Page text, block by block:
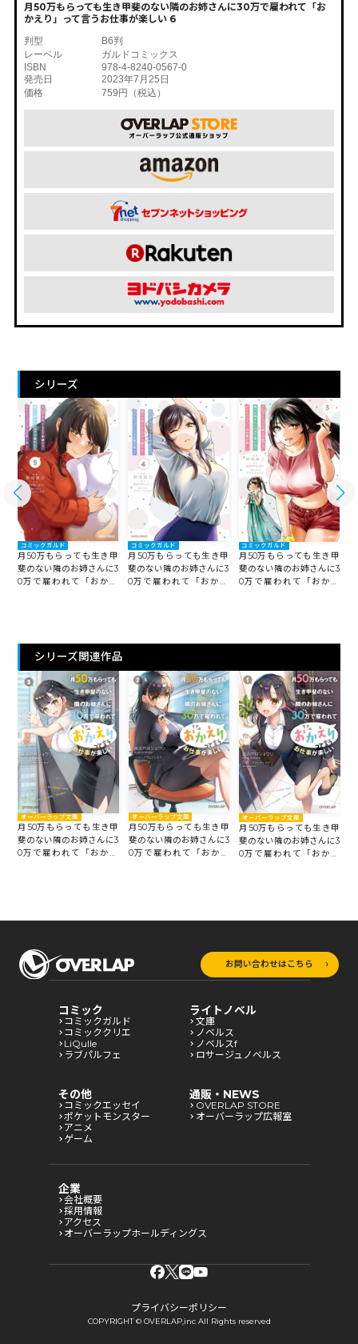
月50万もらっても生き甲斐のない隣のお姉さんに30万で雇われて「お
かえり」って言うお仕事が楽しい 6
判型
B6判
レーベル
ガルドコミックス
ISBN
978-4-8240-0567-0
発売日
2023年7月25日
価格
759円（税込）
シリーズ
コミックガルド
月50万もらっても生き甲
斐のない隣のお姉さんに3
0万で雇われて「おかえ
コミックガルド
月50万もらっても生き甲
斐のない隣のお姉さんに3
0万で雇われて「おかえ
コミックガルド
月50万もらっても生き甲
斐のない隣のお姉さんに3
0万で雇われて「おかえ
シリーズ関連作品
オーバーラップ文庫
月50万もらっても生き甲
斐のない隣のお姉さんに3
0万で雇われて「おかえ
オーバーラップ文庫
月50万もらっても生き甲
斐のない隣のお姉さんに3
0万で雇われて「おかえ
オーバーラップ文庫
月50万もらっても生き甲
斐のない隣のお姉さんに3
0万で雇われて「おかえ
お問い合わせはこちら
コミック
コミックガルド
コミッククリエ
LiQulle
ラブパルフェ
ライトノベル
文庫
ノベルス
ノベルスf
ロサージュノベルス
その他
コミックエッセイ
ポケットモンスター
アニメ
ゲーム
通販・NEWS
OVERLAP STORE
オーバーラップ広報室
企業
会社概要
採用情報
アクセス
オーバーラップホールディングス
プライバシーポリシー
COPYRIGHT © OVERLAP,inc All Rights reserved